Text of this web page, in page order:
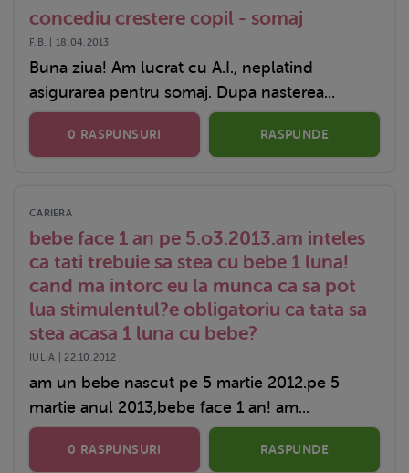
concediu crestere copil - somaj
F.B. | 18.04.2013
Buna ziua! Am lucrat cu A.I., neplatind
asigurarea pentru somaj. Dupa nasterea...
0 RASPUNSURI RASPUNDE
CARIERA
bebe face 1 an pe 5.o3.2013.am inteles
ca tati trebuie sa stea cu bebe 1 luna!
cand ma intorc eu la munca ca sa pot
lua stimulentul?e obligatoriu ca tata sa
stea acasa 1 luna cu bebe?
IULIA | 22.10.2012
am un bebe nascut pe 5 martie 2012.pe 5
martie anul 2013,bebe face 1 an! am...
0 RASPUNSURI RASPUNDE